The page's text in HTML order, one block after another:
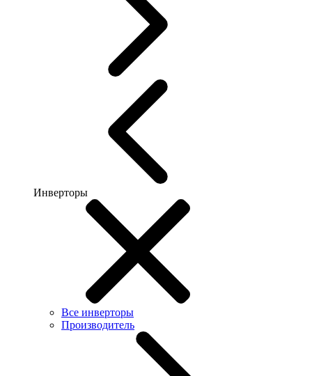
Инверторы
Все инверторы
Производитель